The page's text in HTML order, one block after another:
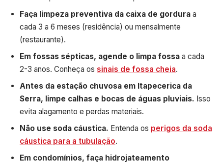
Faça limpeza preventiva da caixa de gordura a
cada 3 a 6 meses (residência) ou mensalmente
(restaurante).
Em fossas sépticas, agende o limpa fossa a cada
2-3 anos. Conheça os sinais de fossa cheia.
Antes da estação chuvosa em Itapecerica da
Serra, limpe calhas e bocas de águas pluviais. Isso
evita alagamento e perdas materiais.
Não use soda cáustica. Entenda os perigos da soda
cáustica para a tubulação.
Em condomínios, faça hidrojateamento